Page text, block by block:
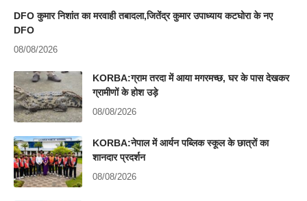
DFO कुमार निशांत का मरवाही तबादला,जितेंद्र कुमार उपाध्याय कटघोरा के नए
DFO
08/08/2026
KORBA:ग्राम तरदा में आया मगरमच्छ, घर के पास देखकर
ग्रामीणों के होश उड़े
08/08/2026
KORBA:नेपाल में आर्यन पब्लिक स्कूल के छात्रों का
शानदार प्रदर्शन
08/08/2026